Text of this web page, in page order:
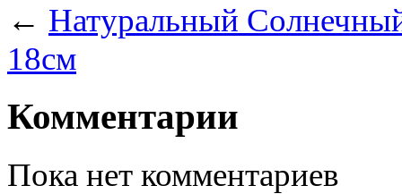
← Натуральный
18см
Комментарии
Пока нет комментариев